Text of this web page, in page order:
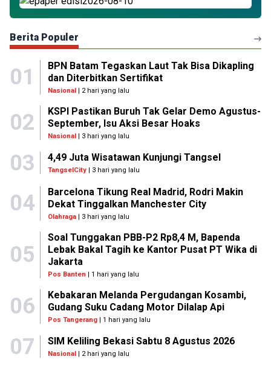
Berita Populer
01
BPN Batam Tegaskan Laut Tak Bisa Dikapling
dan Diterbitkan Sertifikat
Nasional| 2 hari yang lalu
02
KSPI Pastikan Buruh Tak Gelar Demo Agustus-
September, Isu Aksi Besar Hoaks
Nasional| 3 hari yang lalu
03 4,49 Juta Wisatawan Kunjungi Tangsel
TangselCity | 3 hari yang lalu
04
Barcelona Tikung Real Madrid, Rodri Makin
Dekat Tinggalkan Manchester City
Olahraga| 3 hari yang lalu
05
Soal Tunggakan PBB-P2 Rp8,4 M, Bapenda
Lebak Bakal Tagih ke Kantor Pusat PT Wika di
Jakarta
Pos Banten | 1 hari yang lalu
06
Kebakaran Melanda Pergudangan Kosambi,
Gudang Suku Cadang Motor Dilalap Api
Pos Tangerang| 1 hari yang lalu
07 SIM Keliling Bekasi Sabtu 8 Agustus 2026
Nasional | 2 hari yang lalu